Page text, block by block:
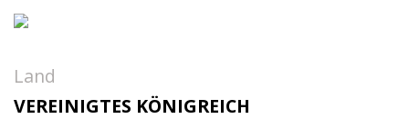
Land
VEREINIGTES KÖNIGREICH